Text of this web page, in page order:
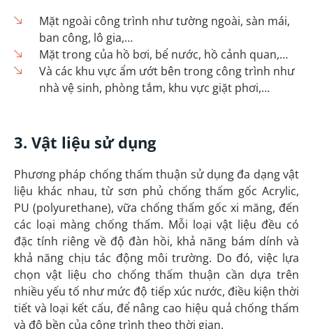
Mặt ngoài công trình nhưtường ngoài, sàn mái,
ban công, lô gia,…
Mặt trong của hồ bơi, bể nước, hồ cảnh quan,…
Và các khu vực ẩm ướt bên trong công trình như
nhà vệ sinh, phòng tắm, khu vực giặt phơi,…
3. Vật liệu sử dụng
Phương pháp chống thấm thuận sử dụng đa dạng vật
liệu khác nhau, từ sơn phủ chống thấm gốc Acrylic,
PU (polyurethane), vữa chống thấm gốc xi măng, đến
các loại màng chống thấm. Mỗi loại vật liệu đều có
đặc tính riêng về độ đàn hồi, khả năng bám dính và
khả năng chịu tác động môi trường. Do đó, việc lựa
chọn vật liệu cho chống thấm thuận cần dựa trên
nhiều yếu tố như mức độ tiếp xúc nước, điều kiện thời
tiết và loại kết cấu, để nâng cao hiệu quả chống thấm
và độ bền của công trình theo thời gian.